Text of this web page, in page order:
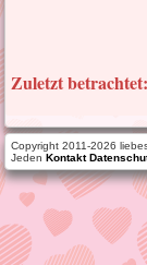
Zuletzt betrachtet:
Copyright 2011-2026
JedenKontakt